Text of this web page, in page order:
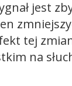
jest
tej
na